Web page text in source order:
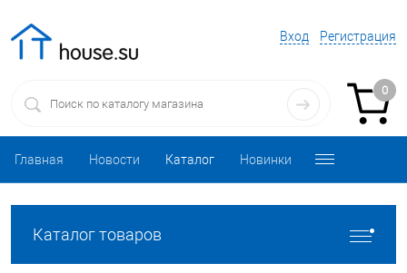
Вход Регистрация
0
Главная Новости Каталог Новинки
Каталог товаров